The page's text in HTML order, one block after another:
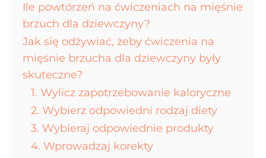
Ile powtórzeń na ćwiczeniach na mięśnie
brzuch dla dziewczyny?
Jak się odżywiać, żeby ćwiczenia na
mięśnie brzucha dla dziewczyny były
skuteczne?
1. Wylicz zapotrzebowanie kaloryczne
2. Wybierz odpowiedni rodzaj diety
3. Wybieraj odpowiednie produkty
4. Wprowadzaj korekty